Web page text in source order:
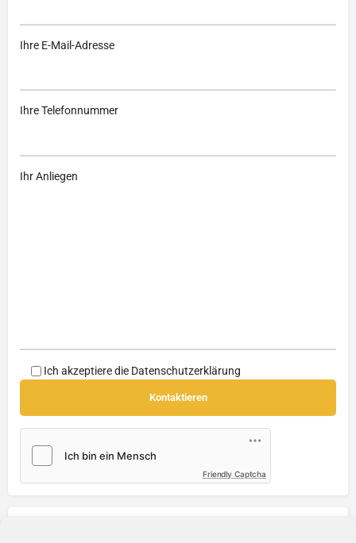
Ihre E-Mail-Adresse
Ihre Telefonnummer
Ihr Anliegen
Ich akzeptiere die Datenschutzerklärung
Friendly Captcha